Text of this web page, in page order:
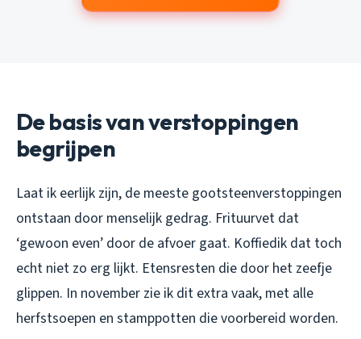
De basis van verstoppingen
begrijpen
Laat ik eerlijk zijn, de meeste gootsteenverstoppingen
ontstaan door menselijk gedrag. Frituurvet dat
‘gewoon even’ door de afvoer gaat. Koffiedik dat toch
echt niet zo erg lijkt. Etensresten die door het zeefje
glippen. In november zie ik dit extra vaak, met alle
herfstsoepen en stamppotten die voorbereid worden.